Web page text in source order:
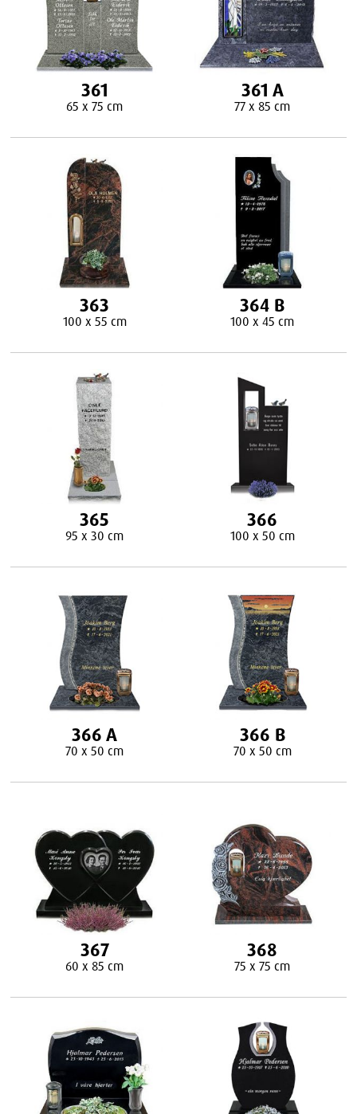
361
65 x 75 cm
361 A
77 x 85 cm
363
100 x 55 cm
364 B
100 x 45 cm
365
95 x 30 cm
366
100 x 50 cm
366 A
70 x 50 cm
366 B
70 x 50 cm
367
60 x 85 cm
368
75 x 75 cm